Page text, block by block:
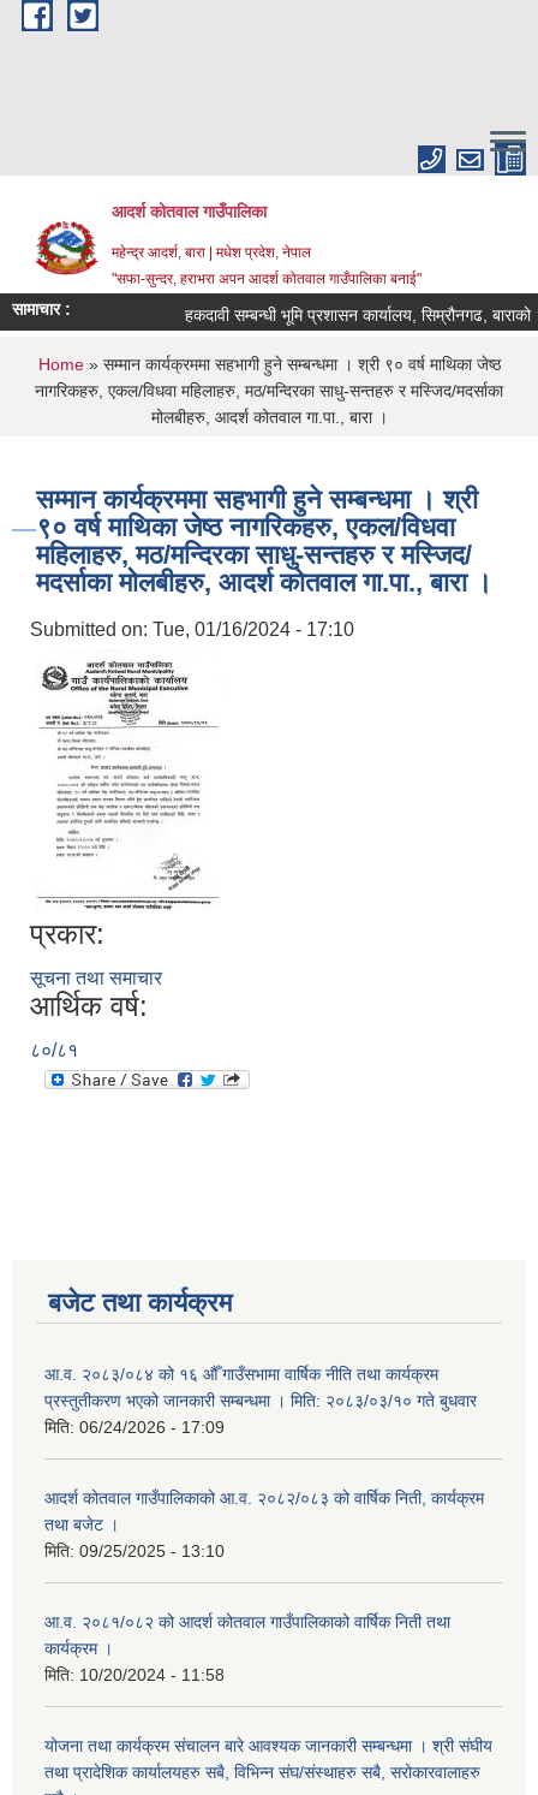
Skip to main content
आदर्श कोतवाल गाउँपालिका
महेन्द्र आदर्श, बारा | मधेश प्रदेश, नेपाल
"सफा-सुन्दर, हराभरा अपन आदर्श कोतवाल गाउँपालिका बनाई"
सामाचार : हकदावी सम्बन्धी भूमि प्रशासन कार्यालय, सिम्रौनगढ,
You are here
Home» सम्मान कार्यक्रममा सहभागी हुने सम्बन्धमा । श्री ९० वर्ष माथिका जेष्ठ
नागरिकहरु, एकल/विधवा महिलाहरु, मठ/मन्दिरका साधु-सन्तहरु र मस्जिद/मदर्साका
मोलबीहरु, आदर्श कोतवाल गा.पा., बारा ।
सम्मान कार्यक्रममा सहभागी हुने सम्बन्धमा । श्री
९० वर्ष माथिका जेष्ठ नागरिकहरु, एकल/विधवा
महिलाहरु, मठ/मन्दिरका साधु-सन्तहरु र मस्जिद/
मदर्साका मोलबीहरु, आदर्श कोतवाल गा.पा., बारा ।
Submitted on: Tue, 01/16/2024 - 17:10
प्रकार:
सूचना तथा समाचार
आर्थिक वर्ष:
८०/८१
बजेट तथा कार्यक्रम
आ.व. २०८३/०८४ को १६ औँ गाउँसभामा वार्षिक नीति तथा कार्यक्रम
प्रस्तुतीकरण भएको जानकारी सम्बन्धमा । मिति: २०८३/०३/१० गते बुधवार
मिति: 06/24/2026 - 17:09
आदर्श कोतवाल गाउँपालिकाको आ.व. २०८२/०८३ को वार्षिक निती, कार्यक्रम
तथा बजेट ।
मिति: 09/25/2025 - 13:10
आ.व. २०८१/०८२ को आदर्श कोतवाल गाउँपालिकाको वार्षिक निती तथा
कार्यक्रम ।
मिति: 10/20/2024 - 11:58
योजना तथा कार्यक्रम संचालन बारे आवश्यक जानकारी सम्बन्धमा । श्री संघीय
तथा प्रादेशिक कार्यालयहरु सबै, विभिन्‍न संघ/संस्थाहरु सबै, सरोकारवालाहरु